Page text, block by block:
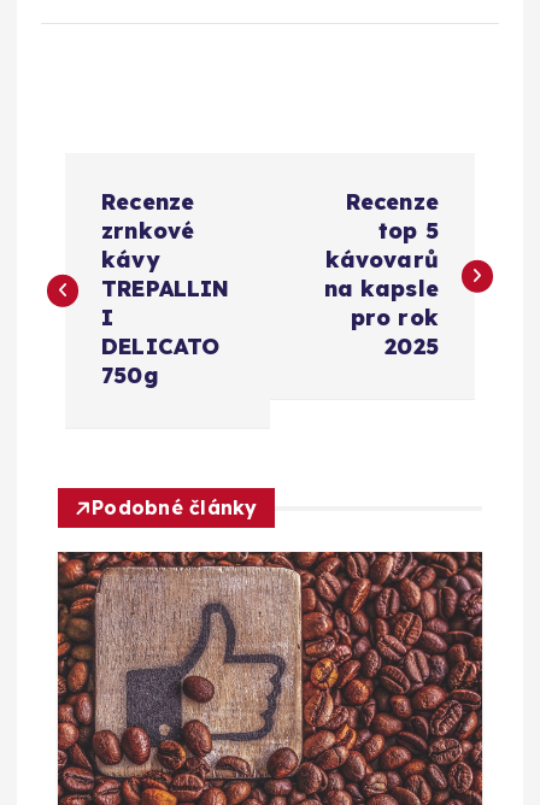
v
a
c
e
p
r
o
Recenze
zrnkové
kávy
TREPALLIN
I
DELICATO
750g
Recenze
top 5
kávovarů
na kapsle
pro rok
2025
Podobné články